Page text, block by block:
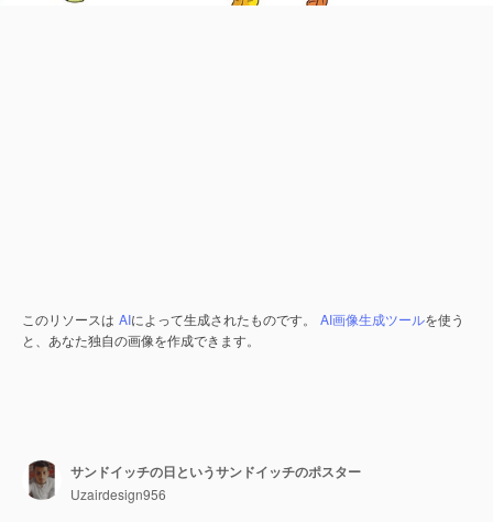
このリソースは AIによって生成されたものです。 AI画像生成ツールを使う
と、あなた独自の画像を作成できます。
サンドイッチの日というサンドイッチのポスター
Uzairdesign956